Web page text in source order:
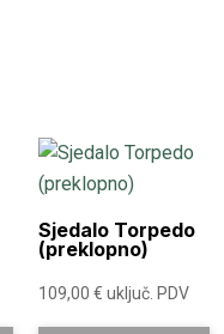
Sjedalo Torpedo
(preklopno)
109,00€ uključ. PDV